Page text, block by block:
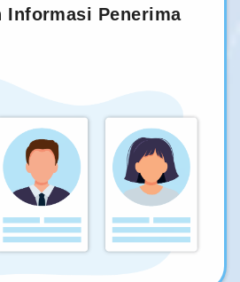
Informasi Penerima